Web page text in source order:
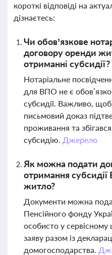
короткі відповіді на
дізнаєтесь:
Чи обов’язкове
договору оренди
отриманні субсидії?
Нотаріальне
для ВПО не є
субсидії. Важливо,
письмовий доказ
проживання та
субсидію. Джерело
Як можна подати
отримання
житло?
Документи можна
Пенсійного фонду
особисто у сервісному
заяву разом із
домогосподарства.